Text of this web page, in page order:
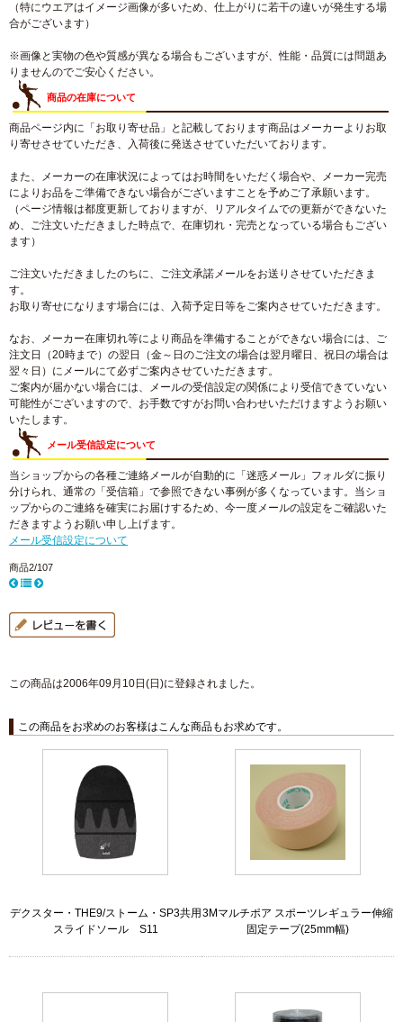
（特にウエアはイメージ画像が多いため、仕上がりに若干の違いが発生する場
合がございます）
※画像と実物の色や質感が異なる場合もございますが、性能・品質には問題あ
りませんのでご安心ください。
商品の在庫について
商品ページ内に「お取り寄せ品」と記載しております商品はメーカーよりお取
り寄せさせていただき、入荷後に発送させていただいております。
また、メーカーの在庫状況によってはお時間をいただく場合や、メーカー完売
によりお品をご準備できない場合がございますことを予めご了承願います。
（ページ情報は都度更新しておりますが、リアルタイムでの更新ができないた
め、ご注文いただきました時点で、在庫切れ・完売となっている場合もござい
ます）
ご注文いただきましたのちに、ご注文承諾メールをお送りさせていただきま
す。
お取り寄せになります場合には、入荷予定日等をご案内させていただきます。
なお、メーカー在庫切れ等により商品を準備することができない場合には、ご
注文日（20時まで）の翌日（金～日のご注文の場合は翌月曜日、祝日の場合は
翌々日）にメールにて必ずご案内させていただきます。
ご案内が届かない場合には、メールの受信設定の関係により受信できていない
可能性がございますので、お手数ですがお問い合わせいただけますようお願い
いたします。
メール受信設定について
当ショップからの各種ご連絡メールが自動的に「迷惑メール」フォルダに振り
分けられ、通常の「受信箱」で参照できない事例が多くなっています。当ショ
ップからのご連絡を確実にお届けするため、今一度メールの設定をご確認いた
だきますようお願い申し上げます。
メール受信設定について
商品2/107
この商品は2006年09月10日(日)に登録されました。
この商品をお求めのお客様はこんな商品もお求めです。
デクスター・THE9/ストーム・SP3共用
スライドソール S11
3Mマルチポア スポーツレギュラー伸縮
固定テープ(25mm幅)